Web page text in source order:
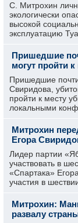
С. Митрохин
экологически
высокой
эксплуатацию
Пришедшие
могут пройти
Пришедшие
Свиридова,
пройти к месту
локальными
Митрохин
Егора
Лидер партии
участвовать в
«Спартака»
участия в
Митрохин:
развалу